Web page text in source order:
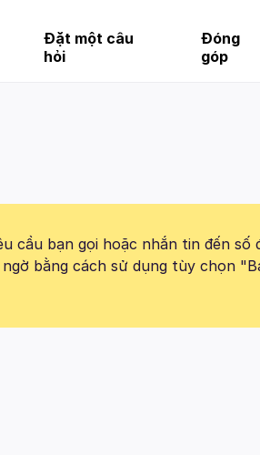
Đặt một câu
hỏi
Đóng
góp
cầu bạn gọi hoặc nhắn tin đến số
bằng cách sử dụng tùy chọn